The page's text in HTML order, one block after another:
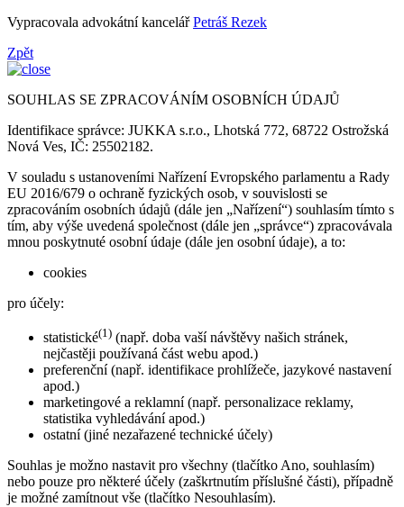
Vypracovala advokátní kancelářPetráš Rezek
Zpět
SOUHLAS SE ZPRACOVÁNÍM OSOBNÍCH ÚDAJŮ
Identifikace správce: JUKKA s.r.o., Lhotská 772, 68722 Ostrožská
Nová Ves, IČ: 25502182.
V souladu s ustanoveními Nařízení Evropského parlamentu a Rady
EU 2016/679 o ochraně fyzických osob, v souvislosti se
zpracováním osobních údajů (dále jen „Nařízení“) souhlasím tímto s
tím, aby výše uvedená společnost (dále jen „správce“) zpracovávala
mnou poskytnuté osobní údaje (dále jen osobní údaje), a to:
cookies
pro účely:
statistické(1) (např. doba vaší návštěvy našich stránek,
nejčastěji používaná část webu apod.)
preferenční (např. identifikace prohlížeče, jazykové nastavení
apod.)
marketingové a reklamní (např. personalizace reklamy,
statistika vyhledávání apod.)
ostatní (jiné nezařazené technické účely)
Souhlas je možno nastavit pro všechny (tlačítko Ano, souhlasím)
nebo pouze pro některé účely (zaškrtnutím příslušné části), případně
je možné zamítnout vše (tlačítko Nesouhlasím).